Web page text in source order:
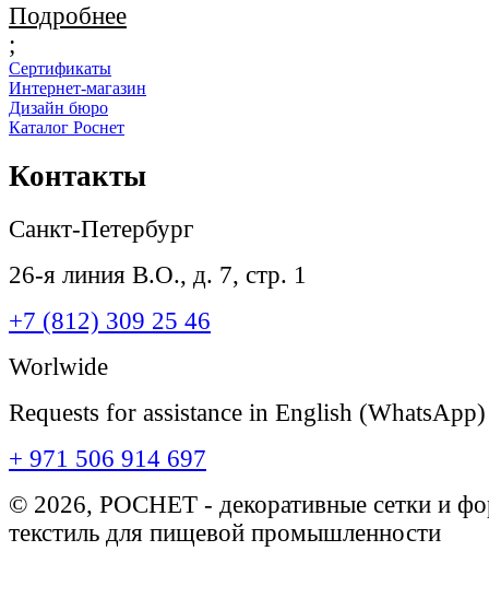
Подробнее
;
Сертификаты
Интернет-магазин
Дизайн бюро
Каталог Роснет
Контакты
Санкт-Петербург
26-я линия В.О., д. 7, стр. 1
+7 (812) 309 25 46
Worlwide
Requests for assistance in English (WhatsApp)
+ 971 506 914 697
© 2026, РОСНЕТ - декоративные сетки и
текстиль для пищевой промышленности